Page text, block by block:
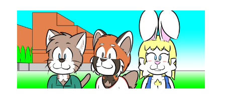
Matiner